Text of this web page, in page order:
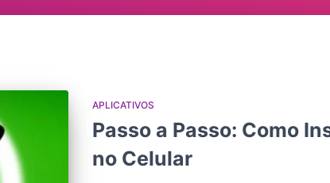
APLICATIVOS
Passo a Passo: Como
no Celular